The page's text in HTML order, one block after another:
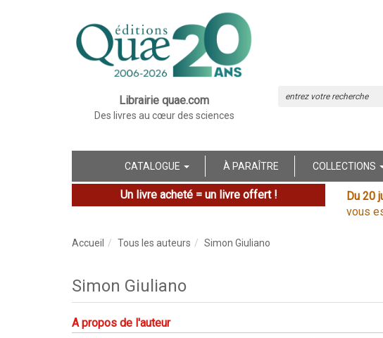
Librairie quae.com
Des livres au cœur des sciences
CATALOGUE À PARAÎTRE COLLECTIONS
Un livre acheté = un livre offert ! Du 20
vous
Accueil Tous les auteurs Simon Giuliano
Simon Giuliano
A propos de l'auteur